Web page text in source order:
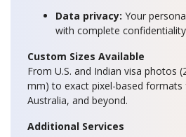
Data privacy: Your
with complete
Custom Sizes Available
From U.S. and Indian visa photos
mm) to exact pixel-based formats
Australia, and beyond.
Additional Services